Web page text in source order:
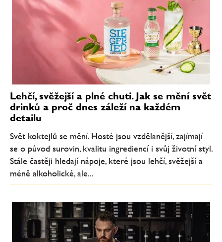
Lehčí, svěžejší a plné chuti. Jak se mění svět
drinků a proč dnes záleží na každém
detailu
Svět koktejlů se mění. Hosté jsou vzdělanější, zajímají
se o původ surovin, kvalitu ingrediencí i svůj životní styl.
Stále častěji hledají nápoje, které jsou lehčí, svěžejší a
méně alkoholické, ale...